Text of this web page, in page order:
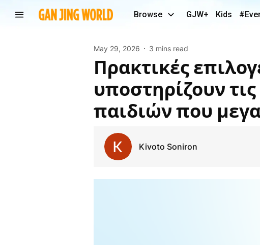
Browse GJW+ Kids
May 29, 2026 3 mins read
Πρακτικές επιλογές επίπλων υπνοδωματίου που
υποστηρίζουν
παιδιών που
Kivoto Soniron